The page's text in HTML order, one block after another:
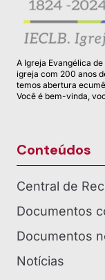
A Igreja Evangélica
igreja com 200 anos
temos abertura
Você é bem-vinda,
Conteúdos
Central de
Documentos
Documentos
Notícias